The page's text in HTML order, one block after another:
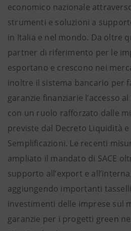
economico nazionale
strumenti e soluzioni a
in Italia e nel mondo. Da oltre
partner di riferimento per le
esportano e crescono nei
inoltre il sistema bancario per
garanzie finanziarie l’accesso
con un ruolo rafforzato dalle
previste dal Decreto Liquidità
Semplificazioni. Le recenti
ampliato il mandato di SACE
supporto all’export e
aggiungendo importanti
investimenti delle imprese sul
garanzie per i progetti green